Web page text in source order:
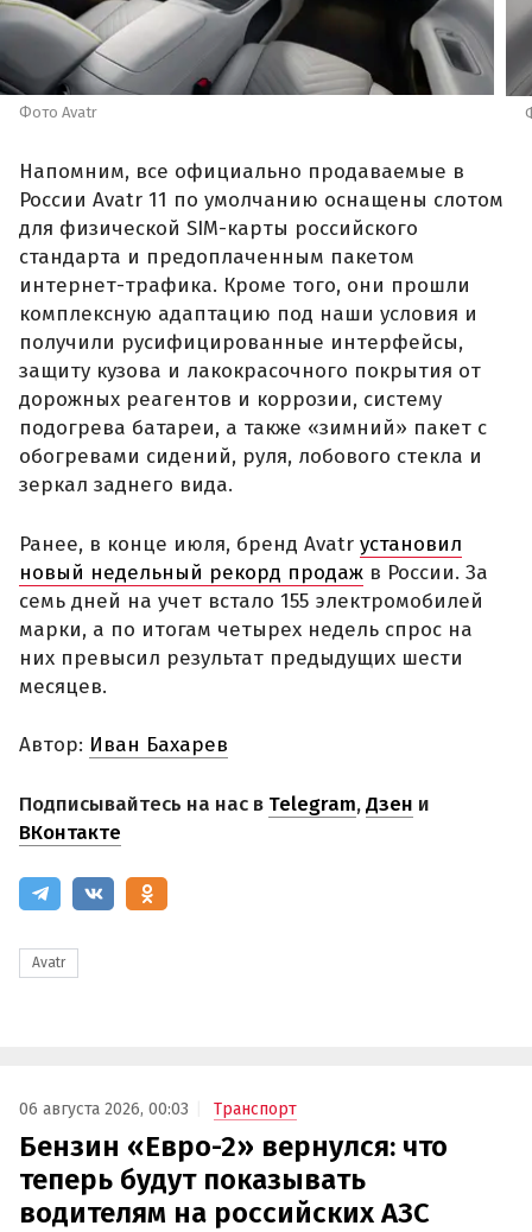
Фото Avatr
Напомним, все официально продаваемые в
России Avatr 11 по умолчанию оснащены слотом
для физической SIM-карты российского
стандарта и предоплаченным пакетом
интернет-трафика. Кроме того, они прошли
комплексную адаптацию под наши условия и
получили русифицированные интерфейсы,
защиту кузова и лакокрасочного покрытия от
дорожных реагентов и коррозии, систему
подогрева батареи, а также «зимний» пакет с
обогревами сидений, руля, лобового стекла и
зеркал заднего вида.
Ранее, в конце июля, бренд Avatr установил
новый недельный рекорд продаж в России. За
семь дней на учет встало 155 электромобилей
марки, а по итогам четырех недель спрос на
них превысил результат предыдущих шести
месяцев.
Автор: Иван Бахарев
Подписывайтесь на нас в Telegram,Дзен и
ВКонтакте
Avatr
06 августа 2026, 00:03 Транспорт
Бензин «Евро-2» вернулся: что
теперь будут показывать
водителям на российских АЗС